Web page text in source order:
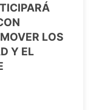
LOS
Y EL